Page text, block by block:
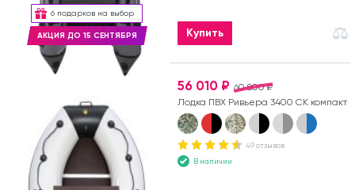
6 подарков на выбор
АКЦИЯ ДО 15 СЕНТЯБРЯ Купить
60 800 ₽
56 010 ₽
Лодка ПВХ Ривьера 3400 СК компакт
49 отзывов
В наличии